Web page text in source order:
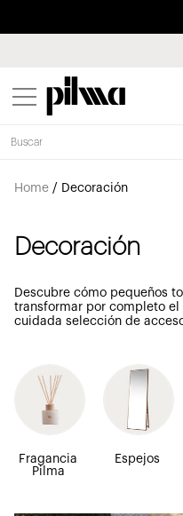
pilma
Home/ Decoración
Decoración
Descubre cómo pequeños
transformar por completo
cuidada selección de
Fragancia
Pilma
Espejos